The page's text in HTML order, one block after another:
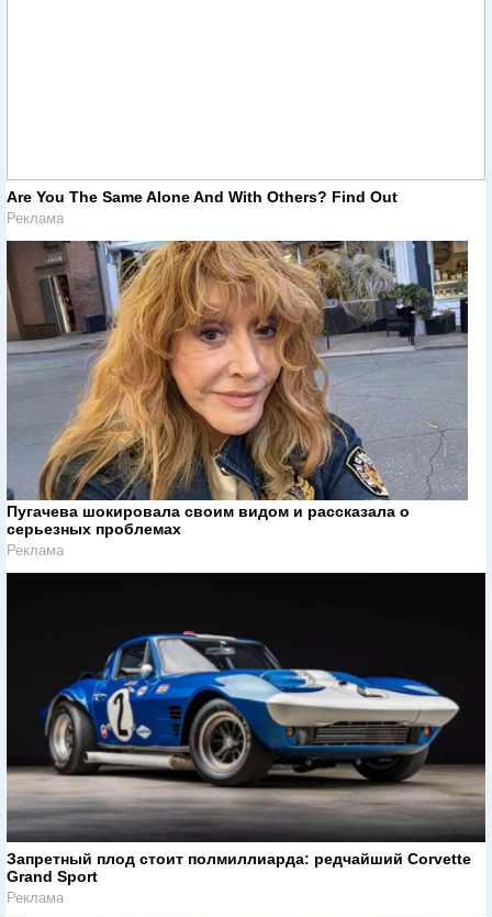
Are You The Same Alone And With Others? Find Out
Реклама
Пугачева шокировала своим видом и рассказала о
серьезных проблемах
Реклама
Запретный плод стоит полмиллиарда: редчайший Corvette
Grand Sport
Реклама